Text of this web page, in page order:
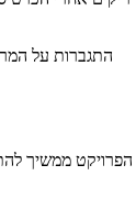
התגברות על
הפרויקט ממשיך